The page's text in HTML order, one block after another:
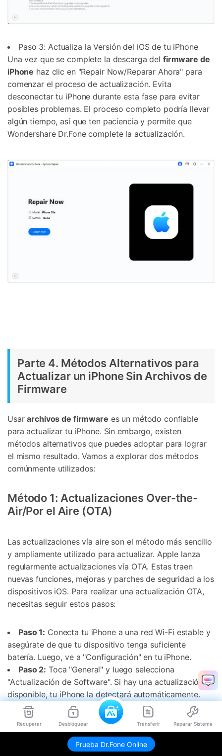
Recuperar Desbloquear Transferir Reparar Sistema
Prueba Dr.Fone Online
Paso 3: Actualiza la Versión del iOS de tu iPhone
Una vez que se complete la descarga del firmware de
iPhone haz clic en "Repair Now/Reparar Ahora" para
comenzar el proceso de actualización. Evita
desconectar tu iPhone durante esta fase para evitar
posibles problemas. El proceso completo podría llevar
algún tiempo, así que ten paciencia y permite que
Wondershare Dr.Fone complete la actualización.
Parte 4. Métodos Alternativos para
Actualizar un iPhone Sin Archivos de
Firmware
Usararchivos de firmware es un método confiable
para actualizar tu iPhone. Sin embargo, existen
métodos alternativos que puedes adoptar para lograr
el mismo resultado. Vamos a explorar dos métodos
comúnmente utilizados:
Método 1: Actualizaciones Over-the-
Air/Por el Aire (OTA)
Las actualizaciones vía aire son el método más sencillo
y ampliamente utilizado para actualizar. Apple lanza
regularmente actualizaciones vía OTA. Estas traen
nuevas funciones, mejoras y parches de seguridad a los
dispositivos iOS. Para realizar una actualización OTA,
necesitas seguir estos pasos:
Paso 1: Conecta tu iPhone a una red Wi-Fi estable y
asegúrate de que tu dispositivo tenga suficiente
batería. Luego, ve a "Configuración" en tu iPhone.
Paso 2: Toca "General" y luego selecciona
"Actualización de Software". Si hay una actualización
disponible, tu iPhone la detectará automáticamente.
Una vez que muestre la opción "Download and
Install/Descargar e Instalar", tócala para comenzar el
proceso de actualización.